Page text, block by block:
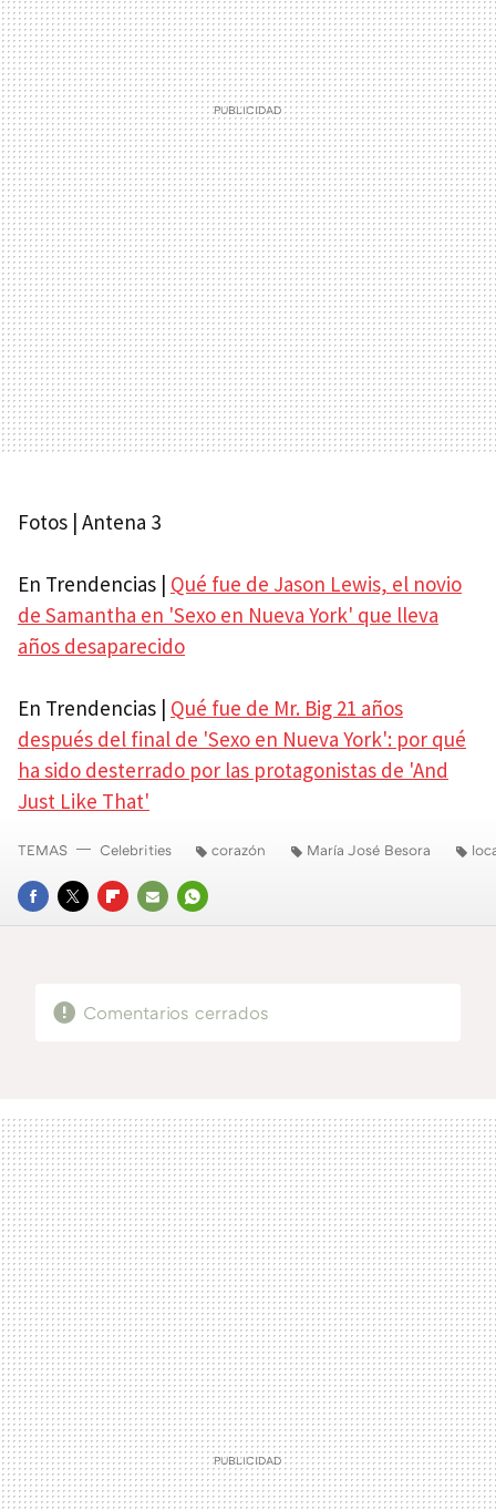
Fotos | Antena 3
En Trendencias | Qué fue de Jason Lewis, el novio
de Samantha en 'Sexo en Nueva York' que lleva
años desaparecido
En Trendencias | Qué fue de Mr. Big 21 años
después del final de 'Sexo en Nueva York': por qué
ha sido desterrado por las protagonistas de 'And
Just Like That'
FACEBOOK
TWITTERFLIPBOARD
E-
WHATSAPP
TEMAS Celebrities corazón María José Besora
Comentarios cerrados